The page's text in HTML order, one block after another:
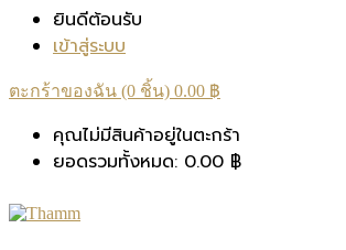
ยินดีต้อนรับ
เข้าสู่ระบบ
ตะกร้าของฉัน (0 ชิ้น) 0.00 ฿
คุณไม่มีสินค้าอยู่ในตะกร้า
ยอดรวมทั้งหมด: 0.00 ฿